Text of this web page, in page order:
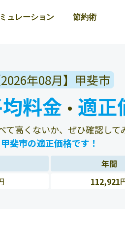
ュレーション 節約術
2026年08月】甲斐市
料金 ・ 適正
て高くないか、ぜひ確認して
甲斐市の適正価格です！
年間
112,921